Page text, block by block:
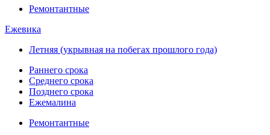
Ремонтантные
Ежевика
Летняя (укрывная на побегах прошлого года)
Раннего срока
Среднего срока
Позднего срока
Ежемалина
Ремонтантные